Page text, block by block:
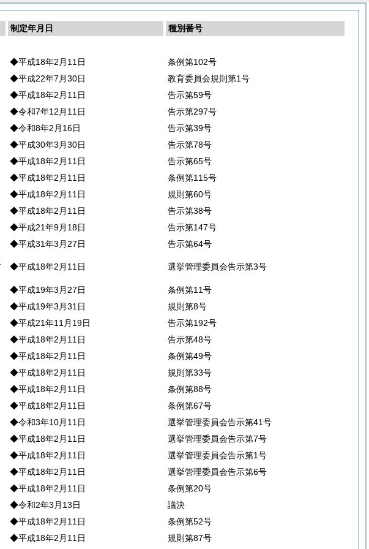
制定年月日
種別番号
◆平成18年2月11日
条例第102号
◆平成22年7月30日
教育委員会規則第1号
◆平成18年2月11日
告示第59号
◆令和7年12月11日
告示第297号
◆令和8年2月16日
告示第39号
◆平成30年3月30日
告示第78号
◆平成18年2月11日
告示第65号
◆平成18年2月11日
条例第115号
◆平成18年2月11日
規則第60号
◆平成18年2月11日
告示第38号
◆平成21年9月18日
告示第147号
◆平成31年3月27日
告示第64号
◆平成18年2月11日 選挙管理委員会告示第3号
◆平成19年3月27日
条例第11号
◆平成19年3月31日
規則第8号
◆平成21年11月19日
告示第192号
◆平成18年2月11日
告示第48号
◆平成18年2月11日
条例第49号
◆平成18年2月11日
規則第33号
◆平成18年2月11日
条例第88号
◆平成18年2月11日
条例第67号
◆令和3年10月11日
選挙管理委員会告示第41号
◆平成18年2月11日
選挙管理委員会告示第7号
◆平成18年2月11日
選挙管理委員会告示第1号
◆平成18年2月11日
選挙管理委員会告示第6号
◆平成18年2月11日
条例第20号
◆令和2年3月13日
議決
◆平成18年2月11日
条例第52号
◆平成18年2月11日 規則第87号